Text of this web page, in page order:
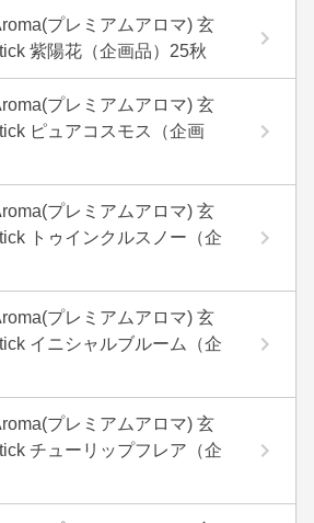
プレミアムアロマ) 玄
紫陽花（企画品）25秋
プレミアムアロマ) 玄
ピュアコスモス（企画
プレミアムアロマ) 玄
トゥインクルスノー（企
プレミアムアロマ) 玄
イニシャルブルーム（企
プレミアムアロマ) 玄
チューリップフレア（企